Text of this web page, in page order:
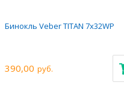
Бинокль Veber TITAN 7x32WP
390,00 руб.